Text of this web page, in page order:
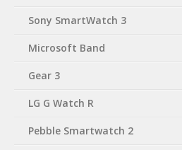
Sony SmartWatch 3
Microsoft Band
Gear 3
LG G Watch R
Pebble Smartwatch 2